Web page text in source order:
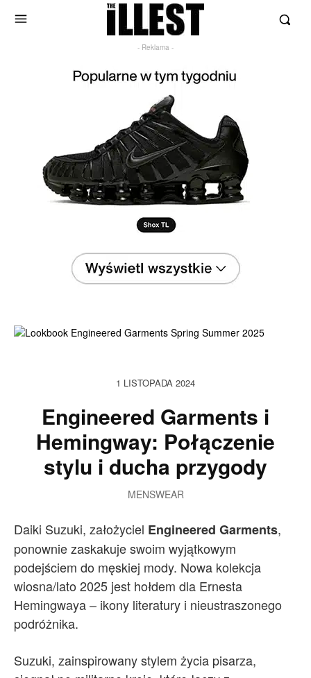
- Reklama -
1 LISTOPADA 2024
Engineered Garments i
Hemingway: Połączenie
stylu i ducha przygody
MENSWEAR
Daiki Suzuki, założyciel Engineered Garments,
ponownie zaskakuje swoim wyjątkowym
podejściem do męskiej mody. Nowa kolekcja
wiosna/lato 2025 jest hołdem dla Ernesta
Hemingwaya – ikony literatury i nieustraszonego
podróżnika.
Suzuki, zainspirowany stylem życia pisarza,